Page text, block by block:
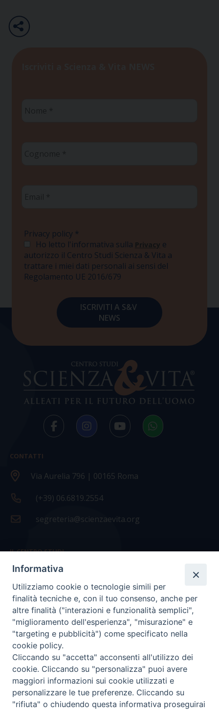
Privacy policy *
Ho letto l'informativa sulla Privacy e
autorizzo il Centro Studi Scienza & Vita a
trattare i miei dati personali ai sensi del
Regolamento UE 2016/679
CONTATTI
Via Aurelia 796 | 00165 Roma
(+39) 06.6819.2554
segreteria@scienzaevita.org
IL CENTRO STUDI
La nostra storia
Statuto
Presidenza e ufficio presidenza
Consiglio scientifico
Coordinamento nazionale
COPYRIGHT Scienza & Vita - C.F96600690588- Tutti i
Informativa
Utilizziamo cookie o tecnologie simili per
finalità tecniche e, con il tuo consenso, anche per
altre finalità ("interazioni e funzionalità semplici",
"miglioramento dell'esperienza", "misurazione" e
"targeting e pubblicità") come specificato nella
cookie policy.
Cliccando su "accetta" acconsenti all'utilizzo dei
cookie. Cliccando su "personalizza" puoi avere
maggiori informazioni sui cookie utilizzati e
personalizzare le tue preferenze. Cliccando su
"rifiuta" o chiudendo questa informativa proseguirai